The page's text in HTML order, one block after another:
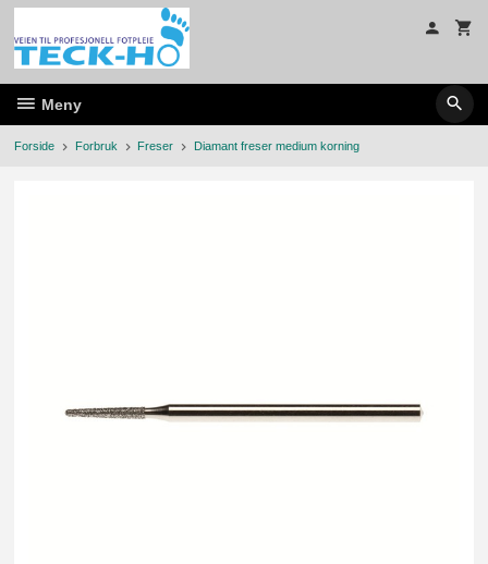
Gå
innholdet
Meny
Forside Forbruk Freser Diamant freser medium korning